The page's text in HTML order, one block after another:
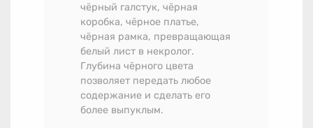
чёрный галстук, чёрная
коробка, чёрное платье,
чёрная рамка, превращающая
белый лист в некролог.
Глубина чёрного цвета
позволяет передать любое
содержание и сделать его
более выпуклым.